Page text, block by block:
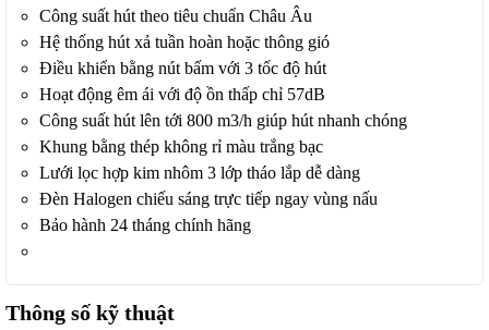
Công suất hút theo tiêu chuẩn Châu Âu
Hệ thống hút xả tuần hoàn hoặc thông gió
Điều khiển bằng nút bấm với 3 tốc độ hút
Hoạt động êm ái với độ ồn thấp chỉ 57dB
Công suất hút lên tới 800 m3/h giúp hút nhanh chóng
Khung bằng thép không rỉ màu trắng bạc
Lưới lọc hợp kim nhôm 3 lớp tháo lắp dễ dàng
Đèn Halogen chiếu sáng trực tiếp ngay vùng nấu
Bảo hành 24 tháng chính hãng
Thông số kỹ thuật